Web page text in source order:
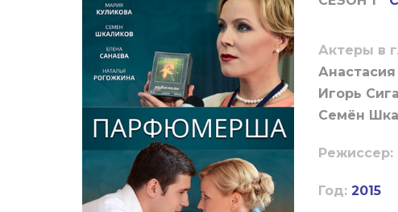
Актеры в
Игорь
Семён
Режиссер:
Год: 2015